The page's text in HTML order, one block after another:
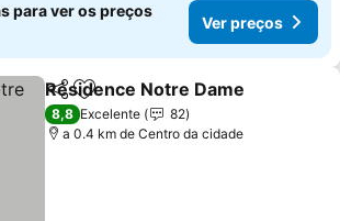
para ver os preços
Ver preços
PartilharAdicionar aos favoritos
Résidence Notre Dame
8,8 Excelente
82
a 0.4 km de Centro da cidade